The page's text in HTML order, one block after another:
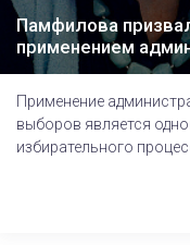
Памфилова
применением
Применение
выборов является
избирательного